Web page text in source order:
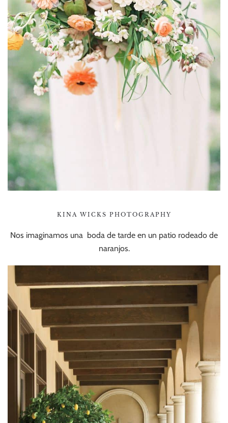
KINA WICKS PHOTOGRAPHY
Nos imaginamos una boda de tarde en un patio rodeado de
naranjos.